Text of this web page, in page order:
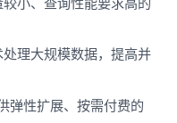
理大规模数据，提高并
弹性扩展、按需付费的